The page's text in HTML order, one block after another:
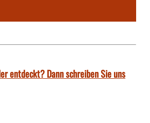
entdeckt? Dann schreiben Sie uns